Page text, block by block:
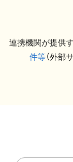
連携機関が提供
件等（外部